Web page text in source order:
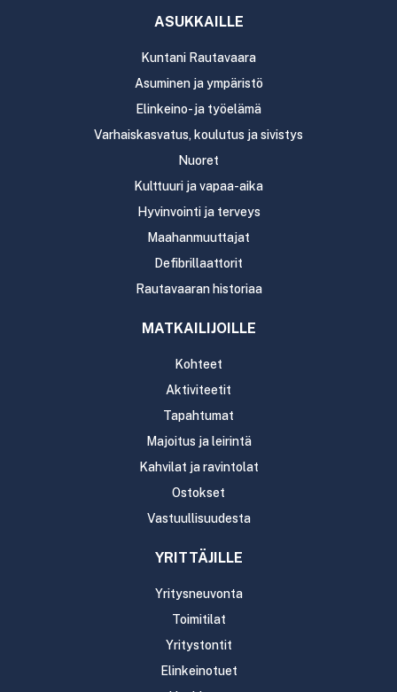
ASUKKAILLE
Kuntani Rautavaara
Asuminen ja ympäristö
Elinkeino- ja työelämä
Varhaiskasvatus, koulutus ja sivistys
Nuoret
Kulttuuri ja vapaa-aika
Hyvinvointi ja terveys
Maahanmuuttajat
Defibrillaattorit
Rautavaaran historiaa
MATKAILIJOILLE
Kohteet
Aktiviteetit
Tapahtumat
Majoitus ja leirintä
Kahvilat ja ravintolat
Ostokset
Vastuullisuudesta
YRITTÄJILLE
Yritysneuvonta
Toimitilat
Yritystontit
Elinkeinotuet